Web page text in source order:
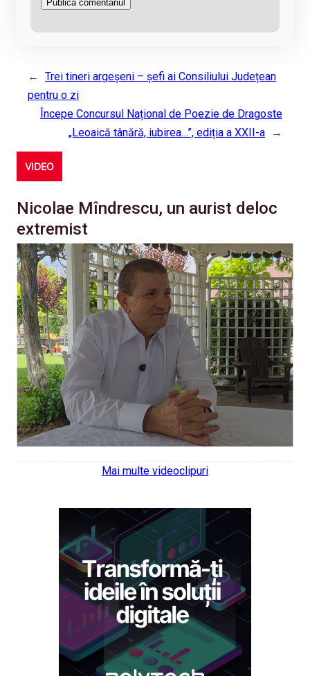
←
Trei tineri argeșeni – șefi ai Consiliului Județean
pentru o zi
Începe Concursul Național de Poezie de Dragoste
„Leoaică tânără, iubirea…”, ediția a XXII-a
→
VIDEO
Nicolae Mîndrescu, un aurist deloc
extremist
Mai multe videoclipuri